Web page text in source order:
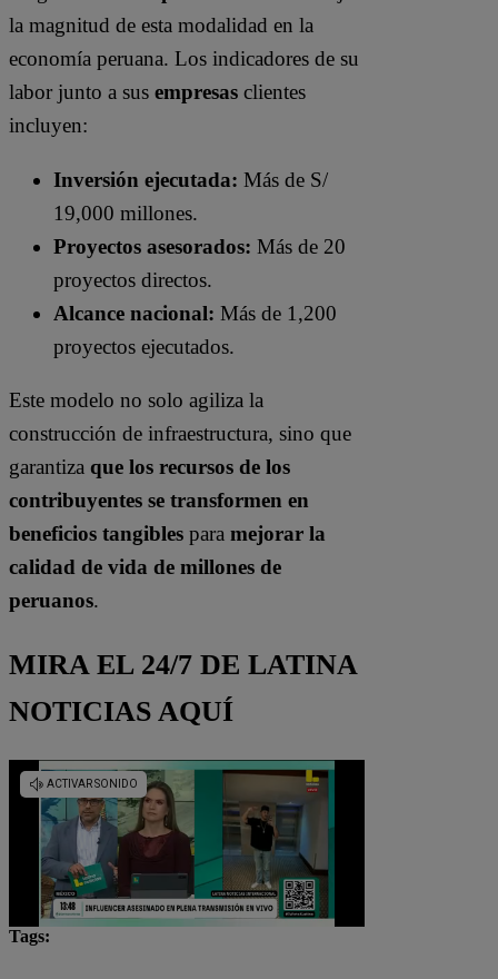
la magnitud de esta modalidad en la
economía peruana. Los indicadores de su
labor junto a sus empresas clientes
incluyen:
Inversión ejecutada: Más de S/
19,000 millones.
Proyectos asesorados: Más de 20
proyectos directos.
Alcance nacional: Más de 1,200
proyectos ejecutados.
Este modelo no solo agiliza la
construcción de infraestructura, sino que
garantiza que los recursos de los
contribuyentes se transformen en
beneficios tangibles para mejorar la
calidad de vida de millones de
peruanos.
MIRA EL 24/7 DE LATINA
NOTICIAS AQUÍ
Tags: